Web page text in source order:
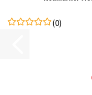
(0)